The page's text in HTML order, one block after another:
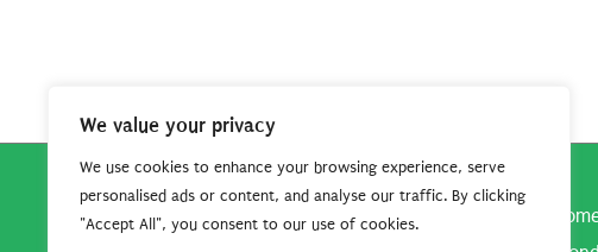
We value your privacy
We use cookies to enhance your browsing experience, serve
personalised ads or content, and analyse our traffic. By clicking
"Accept All", you consent to our use of cookies.
Copyright © 2026Robe da Cartoon| Robe da Cartoon